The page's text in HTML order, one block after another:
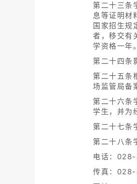
第二十三条
息等证明材
国家招生规
者，移交有
学资格一年。
第二十四条
第二十五条
场监管局备
第二十六条
学生，并为
第二十七条
第二十八条
电话：
传真：